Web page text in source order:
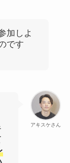
加しよ
です
アキスケさん